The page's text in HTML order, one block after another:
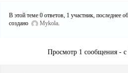
В этой теме 0 ответов, 1 участник, последнее
создано
Mykola.
Просмотр 1 сообщения - с